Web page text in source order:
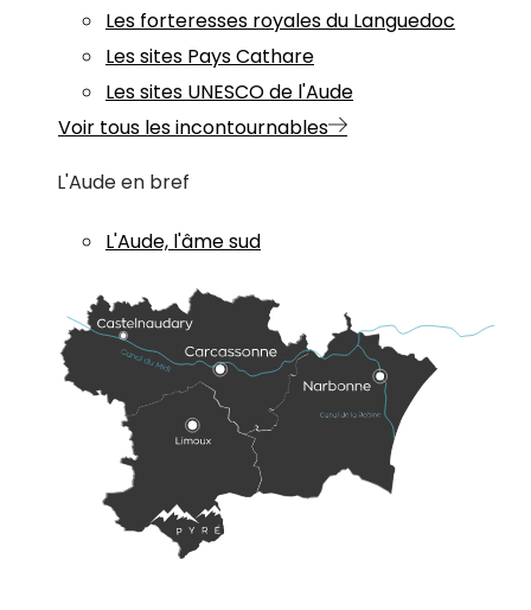
Les forteresses royales du Languedoc
Les sites Pays Cathare
Les sites UNESCO de l'Aude
Voir tous les incontournables
L'Aude en bref
L'Aude, l'âme sud